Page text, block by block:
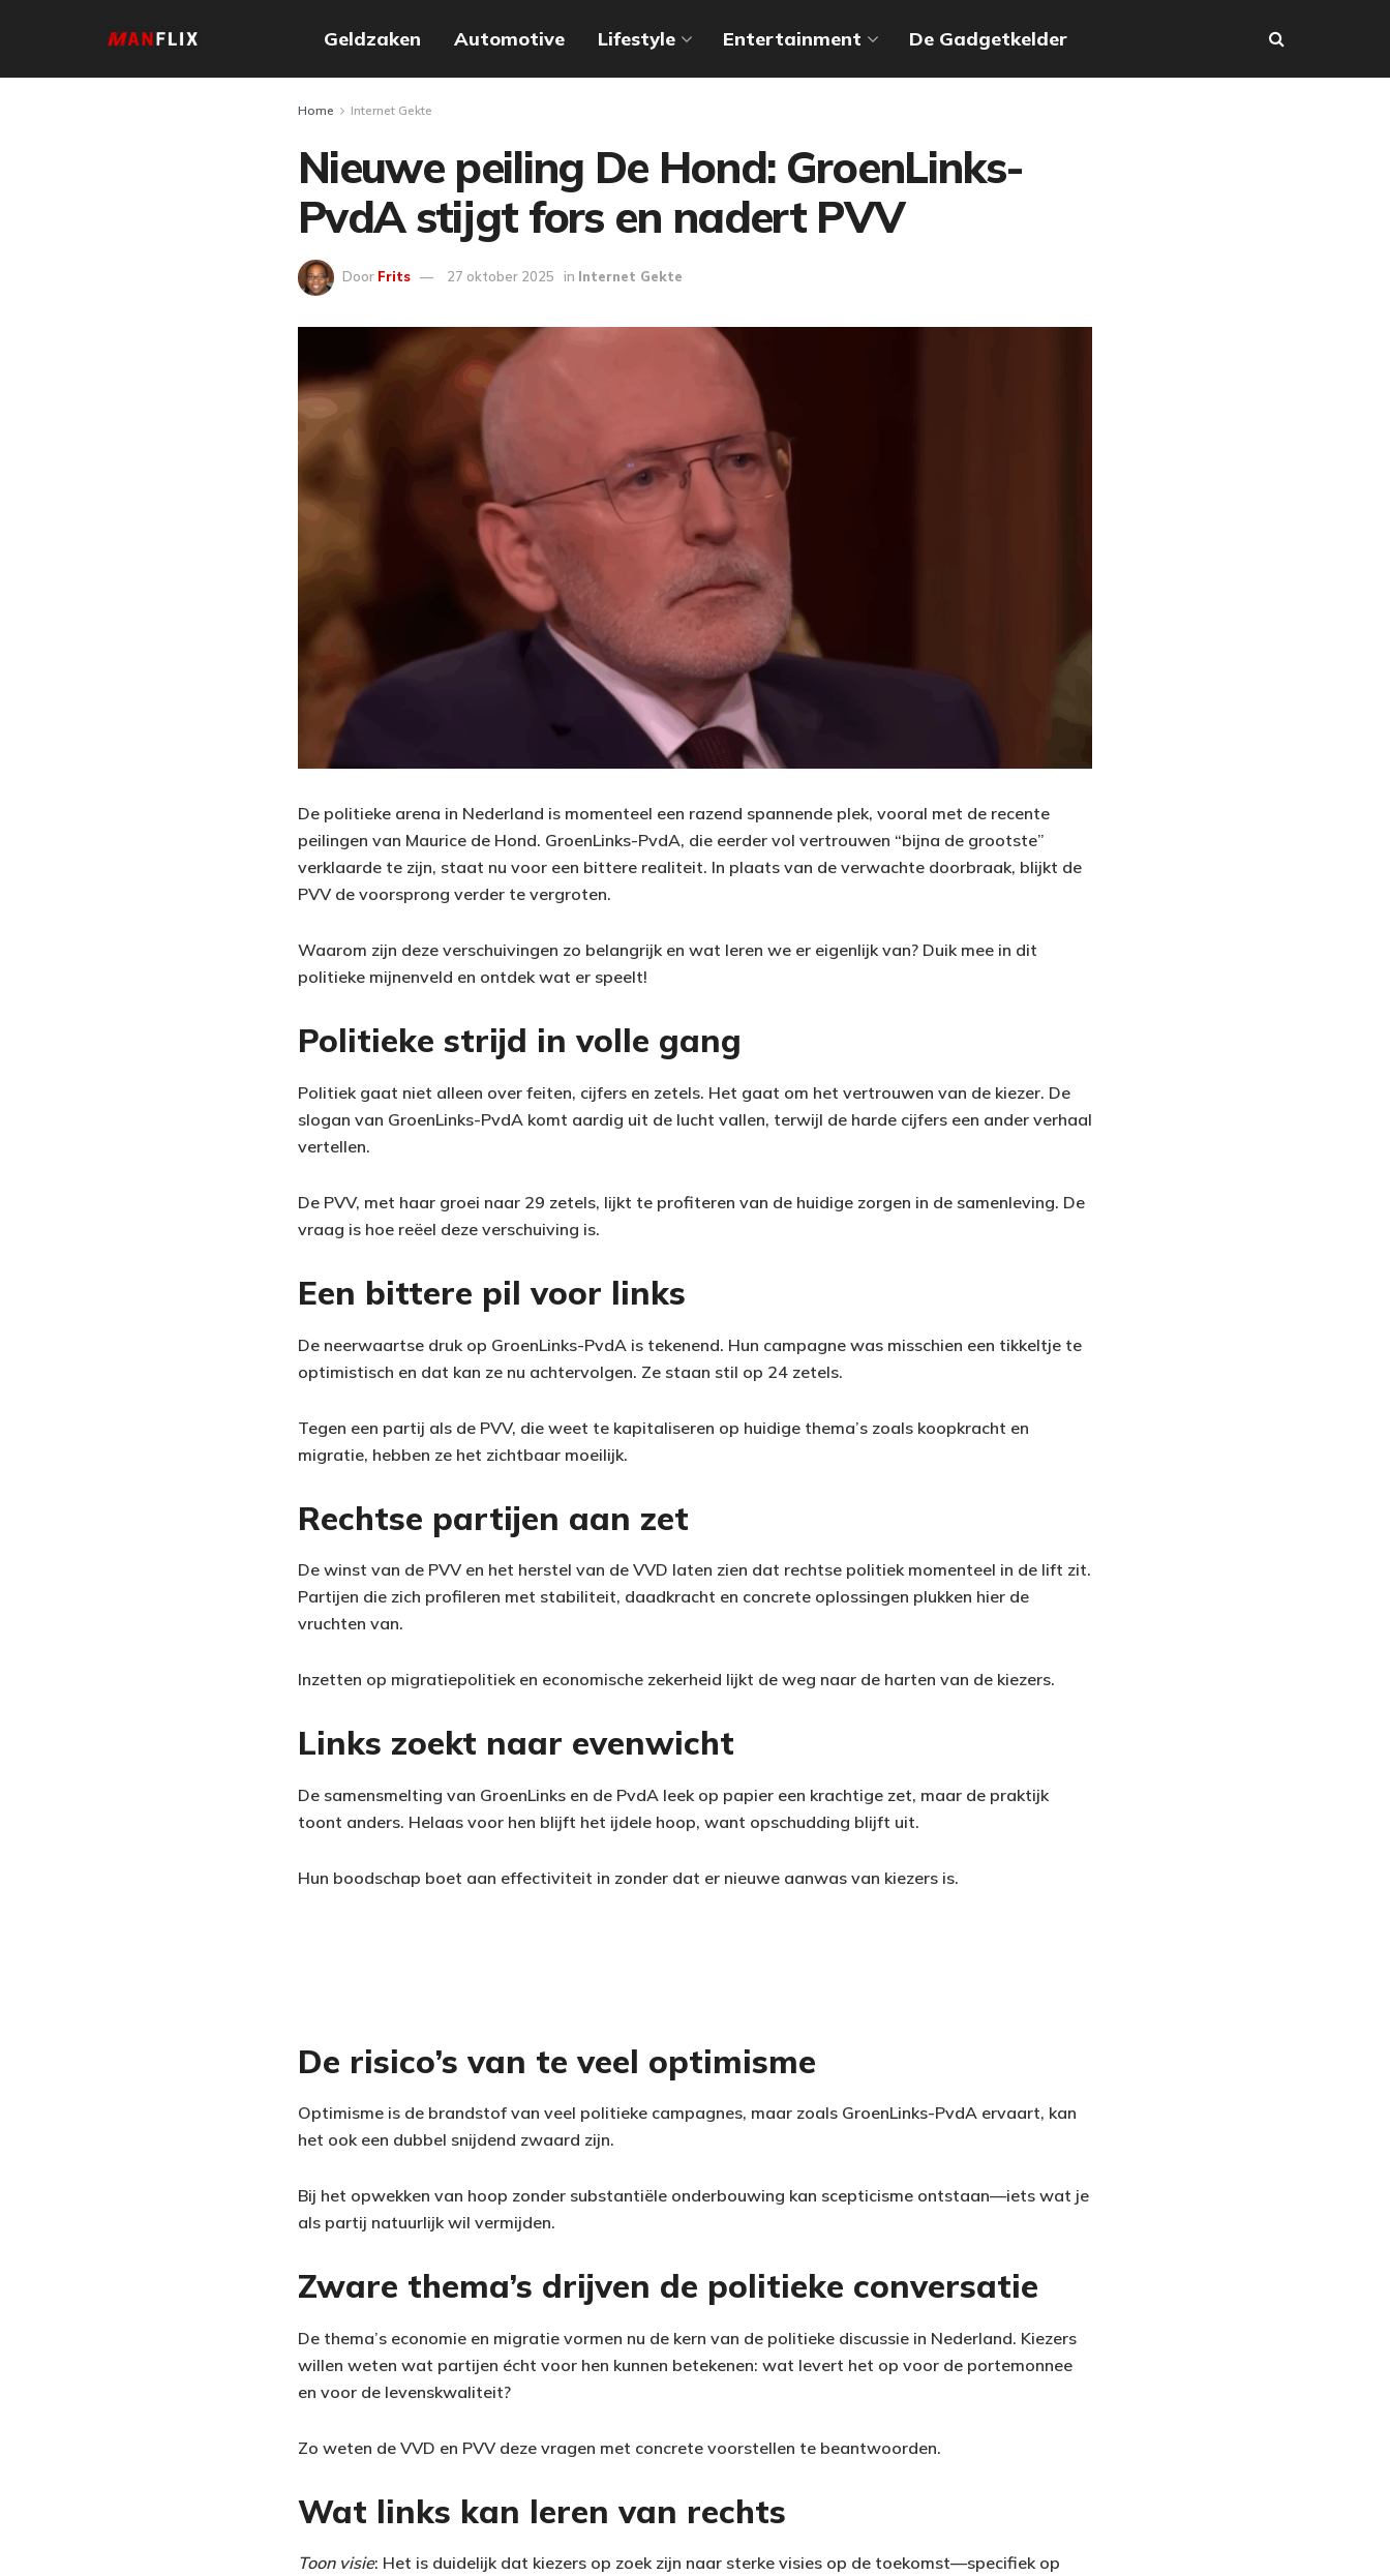
Geldzaken Automotive Lifestyle Entertainment De Gadgetkelder
Home Internet Gekte
Nieuwe peiling De Hond: GroenLinks-
PvdA stijgt fors en nadert PVV
Door Frits 27 oktober 2025 in Internet Gekte
De politieke arena in Nederland is momenteel een razend spannende plek, vooral met de recente
peilingen van Maurice de Hond. GroenLinks-PvdA, die eerder vol vertrouwen “bijna de grootste”
verklaarde te zijn, staat nu voor een bittere realiteit. In plaats van de verwachte doorbraak, blijkt de
PVV de voorsprong verder te vergroten.
Waarom zijn deze verschuivingen zo belangrijk en wat leren we er eigenlijk van? Duik mee in dit
politieke mijnenveld en ontdek wat er speelt!
Politieke strijd in volle gang
Politiek gaat niet alleen over feiten, cijfers en zetels. Het gaat om het vertrouwen van de kiezer. De
slogan van GroenLinks-PvdA komt aardig uit de lucht vallen, terwijl de harde cijfers een ander verhaal
vertellen.
De PVV, met haar groei naar 29 zetels, lijkt te profiteren van de huidige zorgen in de samenleving. De
vraag is hoe reëel deze verschuiving is.
Een bittere pil voor links
De neerwaartse druk op GroenLinks-PvdA is tekenend. Hun campagne was misschien een tikkeltje te
optimistisch en dat kan ze nu achtervolgen. Ze staan stil op 24 zetels.
Tegen een partij als de PVV, die weet te kapitaliseren op huidige thema’s zoals koopkracht en
migratie, hebben ze het zichtbaar moeilijk.
Rechtse partijen aan zet
De winst van de PVV en het herstel van de VVD laten zien dat rechtse politiek momenteel in de lift zit.
Partijen die zich profileren met stabiliteit, daadkracht en concrete oplossingen plukken hier de
vruchten van.
Inzetten op migratiepolitiek en economische zekerheid lijkt de weg naar de harten van de kiezers.
Links zoekt naar evenwicht
De samensmelting van GroenLinks en de PvdA leek op papier een krachtige zet, maar de praktijk
toont anders. Helaas voor hen blijft het ijdele hoop, want opschudding blijft uit.
Hun boodschap boet aan effectiviteit in zonder dat er nieuwe aanwas van kiezers is.
De risico’s van te veel optimisme
Optimisme is de brandstof van veel politieke campagnes, maar zoals GroenLinks-PvdA ervaart, kan
het ook een dubbel snijdend zwaard zijn.
Bij het opwekken van hoop zonder substantiële onderbouwing kan scepticisme ontstaan—iets wat je
als partij natuurlijk wil vermijden.
Zware thema’s drijven de politieke conversatie
De thema’s economie en migratie vormen nu de kern van de politieke discussie in Nederland. Kiezers
willen weten wat partijen écht voor hen kunnen betekenen: wat levert het op voor de portemonnee
en voor de levenskwaliteit?
Zo weten de VVD en PVV deze vragen met concrete voorstellen te beantwoorden.
Wat links kan leren van rechts
Toon visie: Het is duidelijk dat kiezers op zoek zijn naar sterke visies op de toekomst—specifiek op